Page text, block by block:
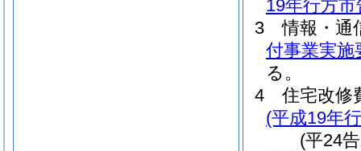
19年行方
3
情報・通
付事業実施
る。
4
住宅改修
(平成19年
(平24